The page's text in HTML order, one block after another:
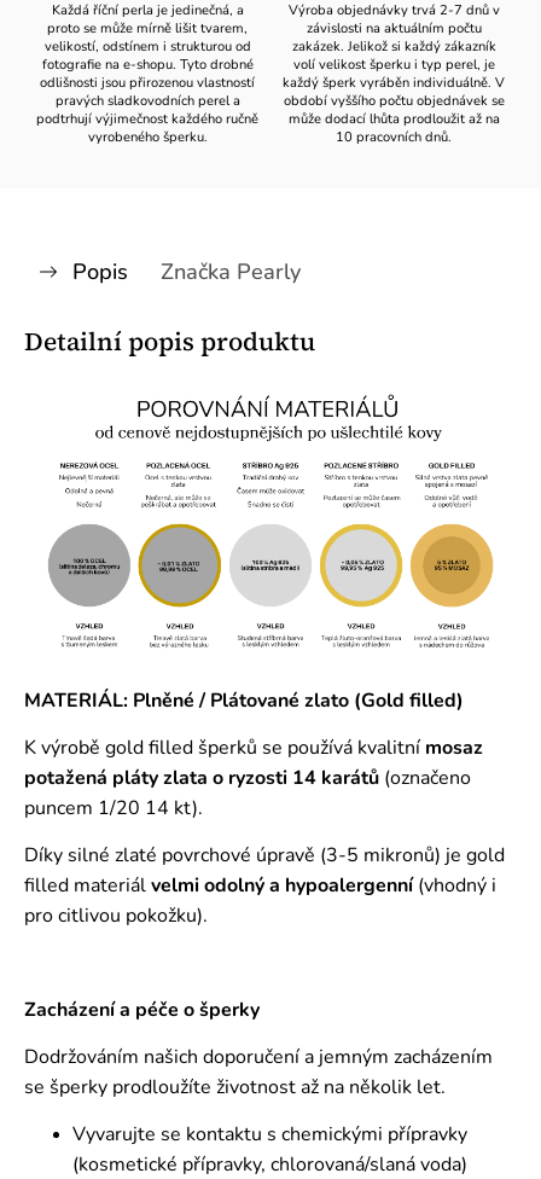
Každá říční perla je jedinečná, a
proto se může mírně lišit tvarem,
velikostí, odstínem i strukturou od
fotografie na e-shopu. Tyto drobné
odlišnosti jsou přirozenou vlastností
pravých sladkovodních perel a
podtrhují výjimečnost každého ručně
vyrobeného šperku.
Výroba objednávky trvá 2-7 dnů v
závislosti na aktuálním počtu
zakázek. Jelikož si každý zákazník
volí velikost šperku i typ perel, je
každý šperk vyráběn individuálně. V
období vyššího počtu objednávek se
může dodací lhůta prodloužit až na
10 pracovních dnů.
Popis Značka Pearly
Detailní popis produktu
MATERIÁL: Plněné / Plátované zlato (Gold filled)
K výrobě gold filled šperků se používá kvalitní mosaz
potažená pláty zlata o ryzosti 14 karátů (označeno
puncem 1/20 14 kt).
Díky silné zlaté povrchové úpravě (3-5 mikronů) je gold
filled materiálvelmi odolný a hypoalergenní(vhodný i
pro citlivou pokožku).
Zacházení a péče o šperky
Dodržováním našich doporučení a jemným zacházením
se šperky prodloužíte životnost až na několik let.
Vyvarujte se kontaktu s chemickými přípravky
(kosmetické přípravky, chlorovaná/slaná voda)